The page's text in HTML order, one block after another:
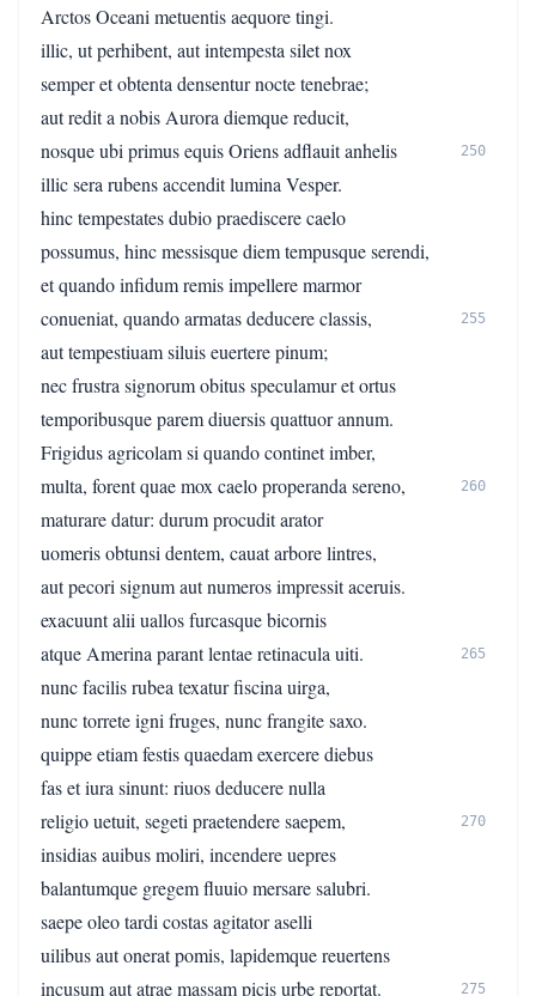
Arctos Oceani metuentis aequore tingi.
illic, ut perhibent, aut intempesta silet nox
semper et obtenta densentur nocte tenebrae;
aut redit a nobis Aurora diemque reducit,
nosque ubi primus equis Oriens adflauit anhelis
250
illic sera rubens accendit lumina Vesper.
hinc tempestates dubio praediscere caelo
possumus, hinc messisque diem tempusque serendi,
et quando infidum remis impellere marmor
conueniat, quando armatas deducere classis,
255
aut tempestiuam siluis euertere pinum;
nec frustra signorum obitus speculamur et ortus
temporibusque parem diuersis quattuor annum.
Frigidus agricolam si quando continet imber,
multa, forent quae mox caelo properanda sereno,
260
maturare datur: durum procudit arator
uomeris obtunsi dentem, cauat arbore lintres,
aut pecori signum aut numeros impressit aceruis.
exacuunt alii uallos furcasque bicornis
atque Amerina parant lentae retinacula uiti.
265
nunc facilis rubea texatur fiscina uirga,
nunc torrete igni fruges, nunc frangite saxo.
quippe etiam festis quaedam exercere diebus
fas et iura sinunt: riuos deducere nulla
religio uetuit, segeti praetendere saepem,
270
insidias auibus moliri, incendere uepres
balantumque gregem fluuio mersare salubri.
saepe oleo tardi costas agitator aselli
uilibus aut onerat pomis, lapidemque reuertens
incusum aut atrae massam picis urbe reportat.
275